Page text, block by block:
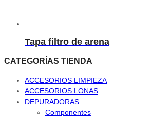
Tapa filtro de arena
CATEGORÍAS TIENDA
ACCESORIOS LIMPIEZA
ACCESORIOS LONAS
DEPURADORAS
Componentes